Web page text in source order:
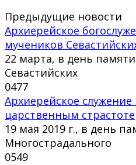
Предыдущие новости
Архиерейское
мучеников
22 марта, в день
Севастийских
0477
Архиерейское
царственным
19 мая 2019 г., в день
Многострадального
0549